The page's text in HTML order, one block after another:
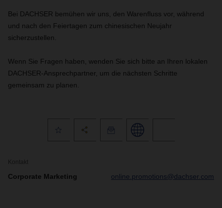
Bei DACHSER bemühen wir uns, den Warenfluss vor, während
und nach den Feiertagen zum chinesischen Neujahr
sicherzustellen.
Wenn Sie Fragen haben, wenden Sie sich bitte an Ihren lokalen
DACHSER-Ansprechpartner, um die nächsten Schritte
gemeinsam zu planen.
Kontakt
Corporate Marketing online.promotions@dachser.com